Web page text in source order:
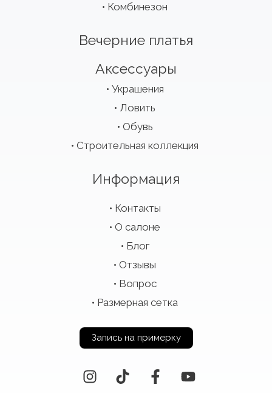
Комбинезон
Вечерние платья
Аксессуары
Украшения
Ловить
Обувь
Строительная коллекция
Информация
Контакты
О салоне
Блог
Отзывы
Вопрос
Размерная сетка
Запись на примерку